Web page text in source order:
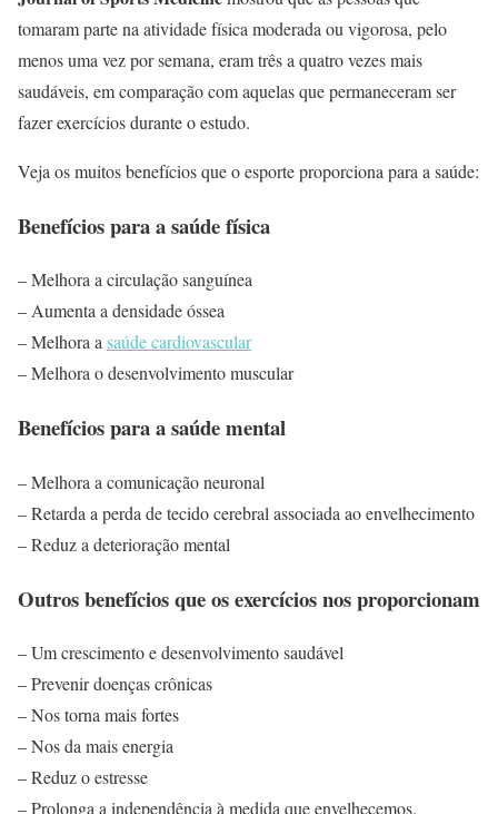
tomaram parte na atividade física moderada ou vigorosa, pelo
menos uma vez por semana, eram três a quatro vezes mais
saudáveis, em comparação com aquelas que permaneceram ser
fazer exercícios durante o estudo.
Veja os muitos benefícios que o esporte proporciona para a saúde:
Benefícios para a saúde física
– Melhora a circulação sanguínea
– Aumenta a densidade óssea
– Melhora asaúde cardiovascular
– Melhora o desenvolvimento muscular
Benefícios para a saúde mental
– Melhora a comunicação neuronal
– Retarda a perda de tecido cerebral associada ao envelhecimento
– Reduz a deterioração mental
Outros benefícios que os exercícios nos proporcionam
– Um crescimento e desenvolvimento saudável
– Prevenir doenças crônicas
– Nos torna mais fortes
– Nos da mais energia
– Reduz o estresse
– Prolonga a independência à medida que envelhecemos.